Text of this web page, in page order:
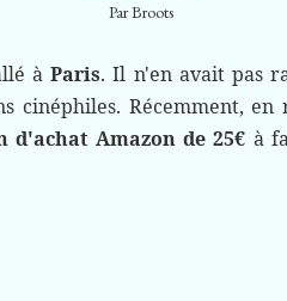
Par Broots
àParis. Il n'en avait pas
cinéphiles. Récemment,
d'achat Amazon de 25€ à